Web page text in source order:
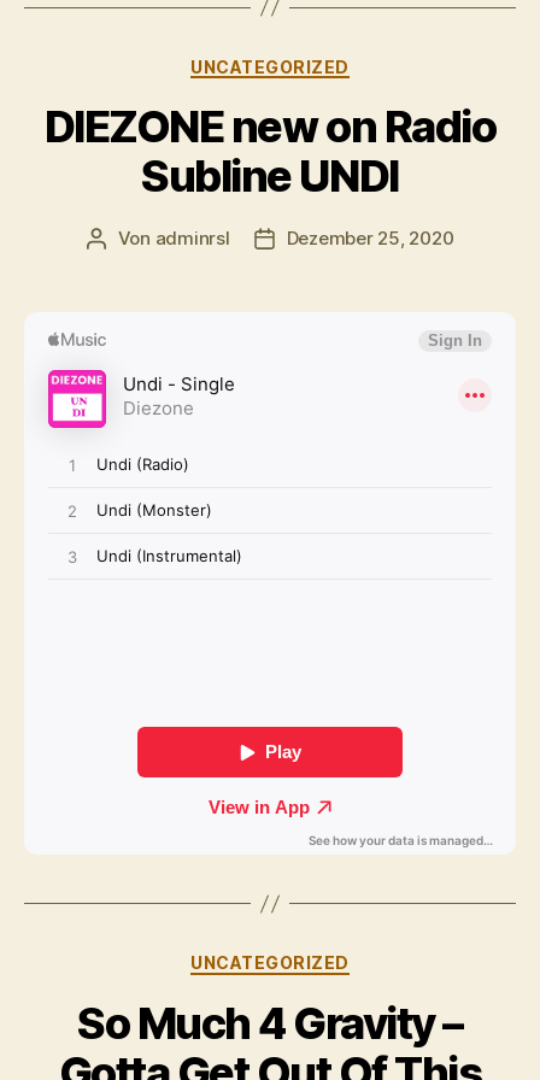
Kategorien
UNCATEGORIZED
DIEZONE new on Radio
Subline UNDI
Beitragsautor
Von adminrsl Beitragsdatum
Dezember 25, 2020
Kategorien
UNCATEGORIZED
So Much 4 Gravity –